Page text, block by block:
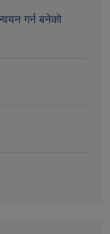
गर्न बनेको